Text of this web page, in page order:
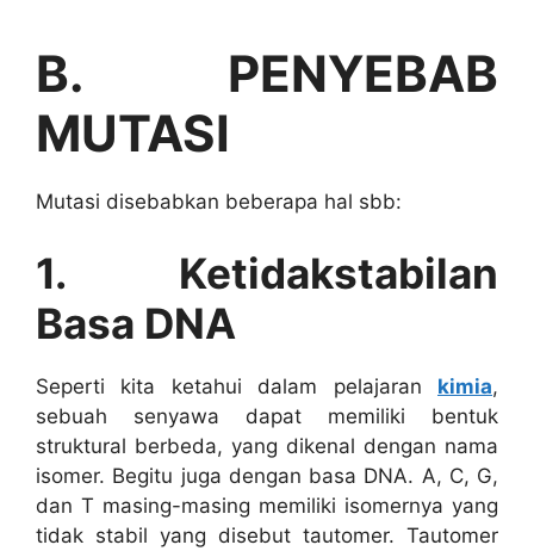
B. PENYEBAB
MUTASI
Mutasi disebabkan beberapa hal sbb:
1. Ketidakstabilan
Basa DNA
Seperti kita ketahui dalam pelajaran kimia,
sebuah senyawa dapat memiliki bentuk
struktural berbeda, yang dikenal dengan nama
isomer. Begitu juga dengan basa DNA. A, C, G,
dan T masing-masing memiliki isomernya yang
tidak stabil yang disebut tautomer. Tautomer